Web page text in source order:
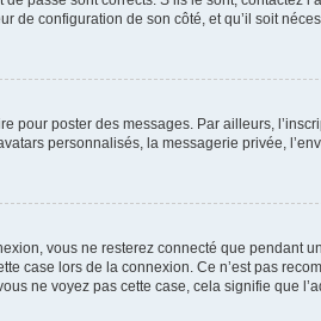
de configuration de son côté, et qu’il soit
pour poster des messages. Par ailleurs,
personnalisés, la messagerie privée,
vous ne resterez connecté que pendant
case lors de la connexion. Ce n’est pas
ne voyez pas cette case, cela signifie que